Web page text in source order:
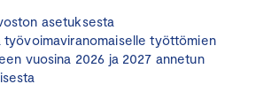
asetuksesta
työvoimaviranomaiselle työttömien
vuosina 2026 ja 2027 annetun